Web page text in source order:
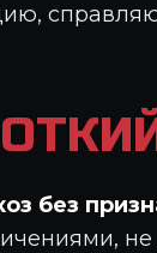
без